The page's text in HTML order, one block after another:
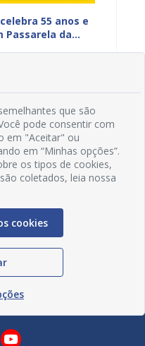
55 anos e
da
que são
pode consentir com
em "Aceitar" ou
em “Minhas opções”.
os tipos de cookies,
coletados, leia nossa
cookies